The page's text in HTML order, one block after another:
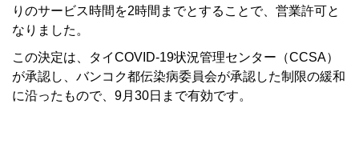
りのサービス時間を2時間までとすることで、営業許可と
なりました。
この決定は、タイCOVID-19状況管理センター（CCSA）
が承認し、バンコク都伝染病委員会が承認した制限の緩和
に沿ったもので、9月30日まで有効です。